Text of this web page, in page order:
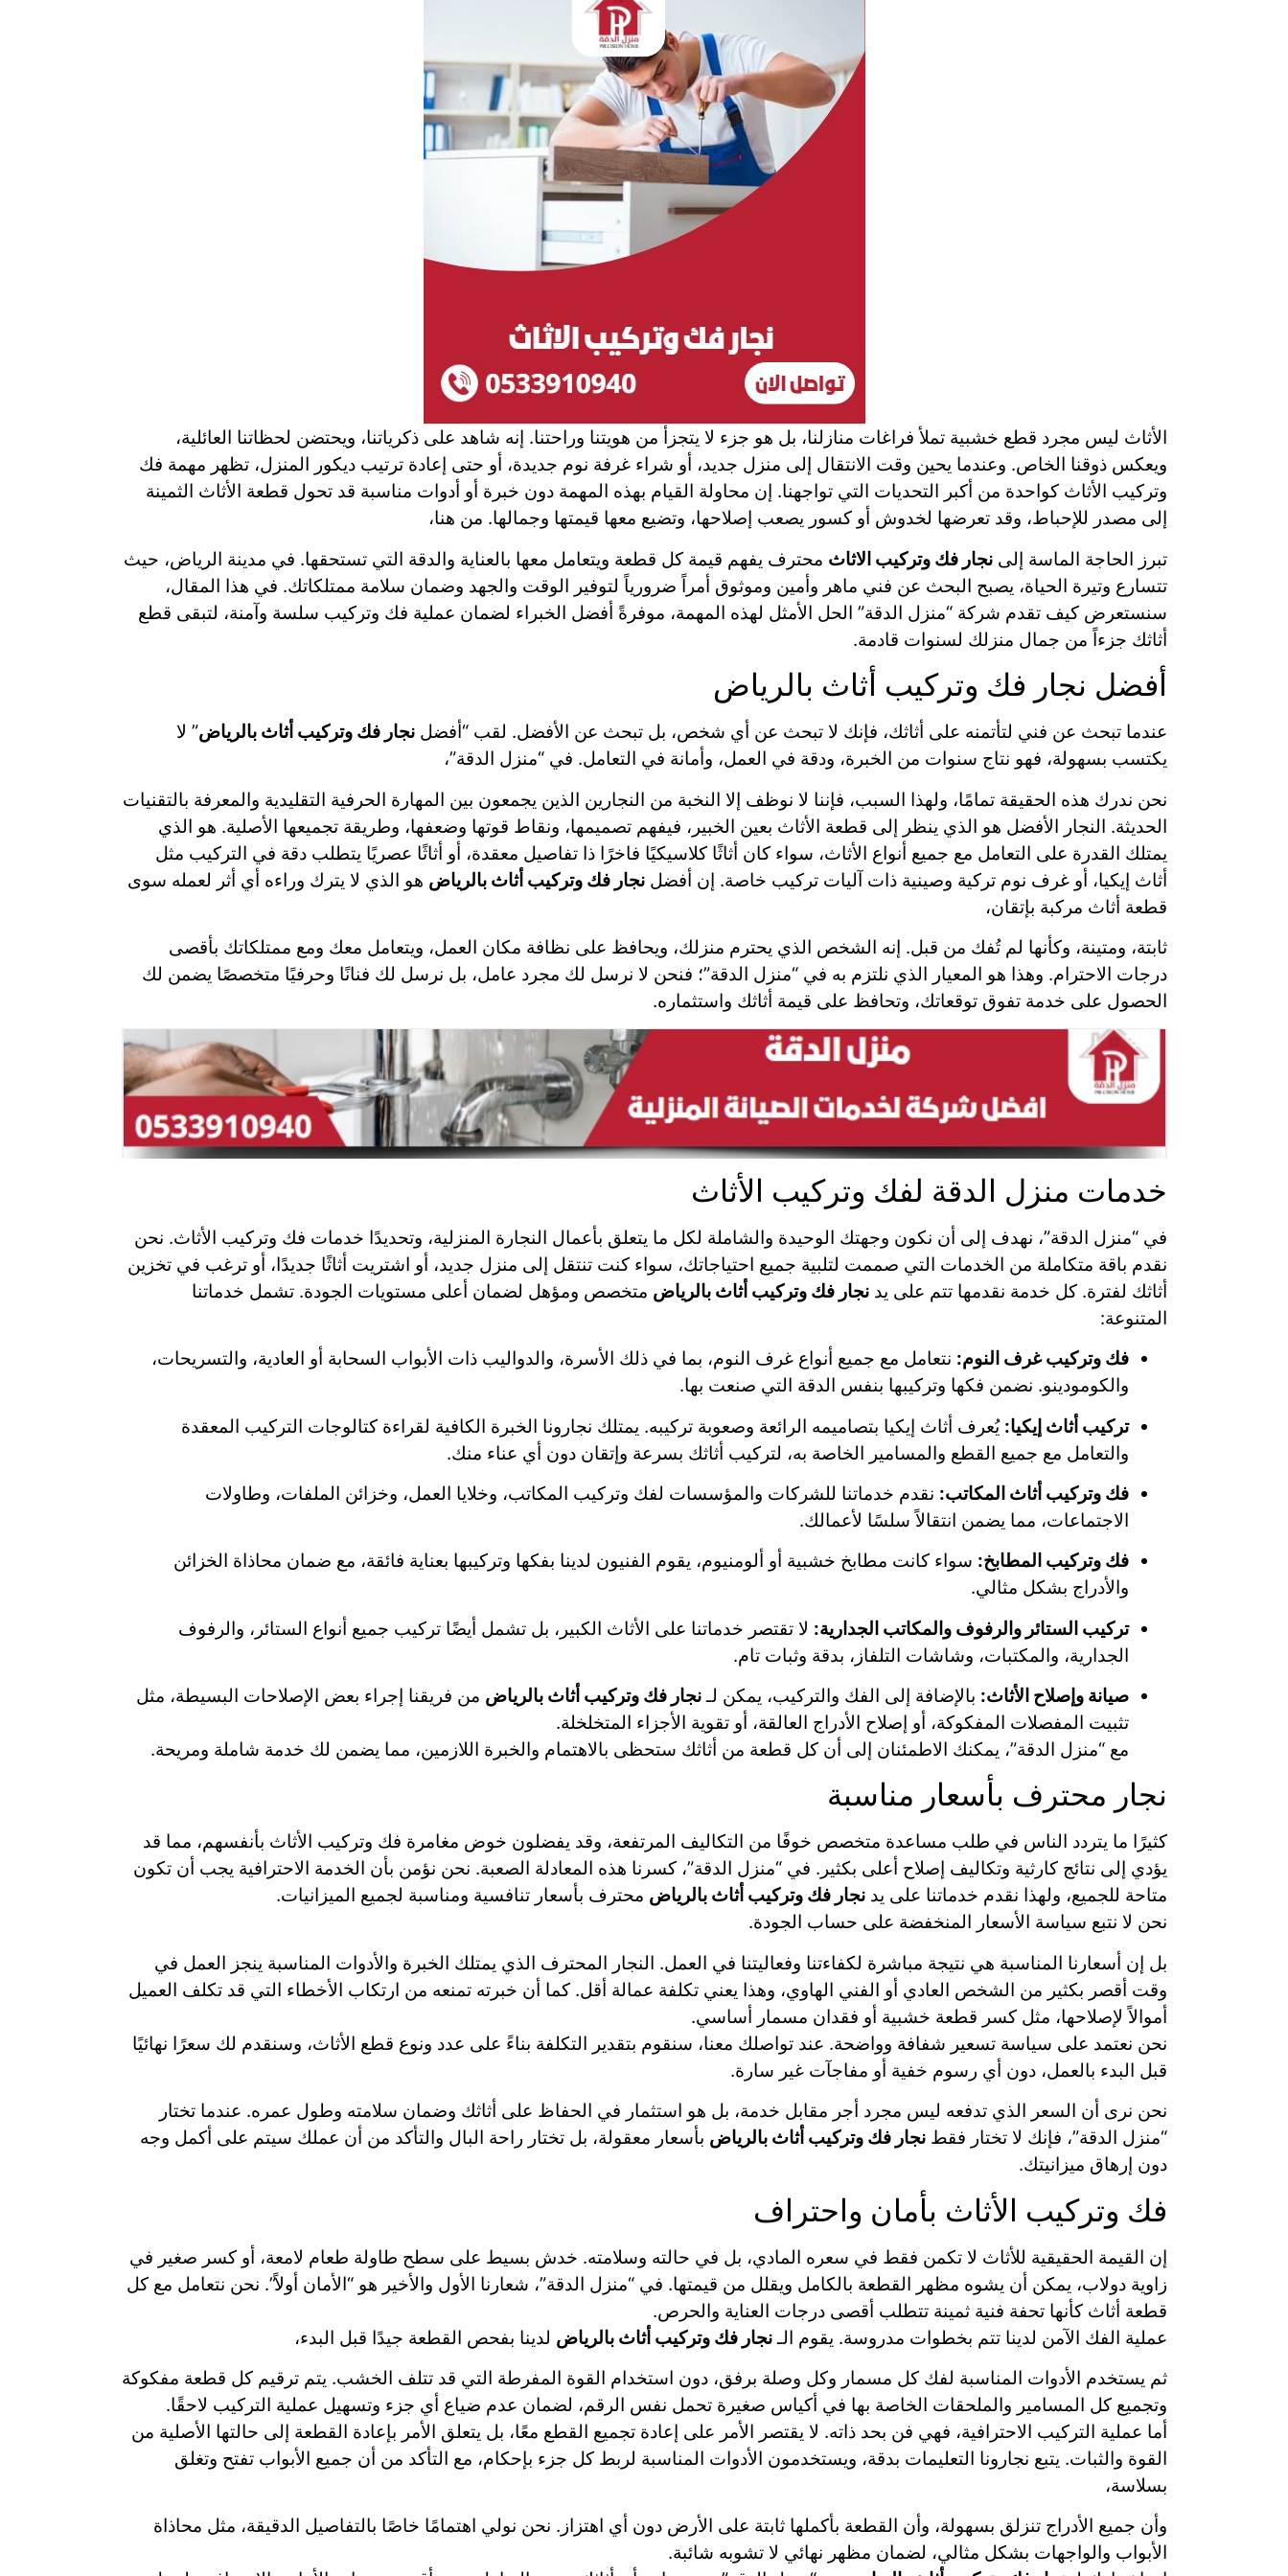
الأثاث ليس مجرد قطع خشبية تملأ فراغات منازلنا، بل هو جزء لا يتجزأ من هويتنا وراحتنا. إنه شاهد على ذكرياتنا، ويحتضن لحظاتنا العائلية،
ويعكس ذوقنا الخاص. وعندما يحين وقت الانتقال إلى منزل جديد، أو شراء غرفة نوم جديدة، أو حتى إعادة ترتيب ديكور المنزل، تظهر مهمة فك
وتركيب الأثاث كواحدة من أكبر التحديات التي تواجهنا. إن محاولة القيام بهذه المهمة دون خبرة أو أدوات مناسبة قد تحول قطعة الأثاث الثمينة
إلى مصدر للإحباط، وقد تعرضها لخدوش أو كسور يصعب إصلاحها، وتضيع معها قيمتها وجمالها. من هنا،
تبرز الحاجة الماسة إلىنجار فك وتركيب الاثاث محترف يفهم قيمة كل قطعة ويتعامل معها بالعناية والدقة التي تستحقها. في مدينة الرياض، حيث
تتسارع وتيرة الحياة، يصبح البحث عن فني ماهر وأمين وموثوق أمراً ضرورياً لتوفير الوقت والجهد وضمان سلامة ممتلكاتك. في هذا المقال،
سنستعرض كيف تقدم شركة “منزل الدقة” الحل الأمثل لهذه المهمة، موفرةً أفضل الخبراء لضمان عملية فك وتركيب سلسة وآمنة، لتبقى قطع
أثاثك جزءاً من جمال منزلك لسنوات قادمة.
أفضل نجار فك وتركيب أثاث بالرياض
عندما تبحث عن فني لتأتمنه على أثاثك، فإنك لا تبحث عن أي شخص، بل تبحث عن الأفضل. لقب “أفضلنجار فك وتركيب أثاث بالرياض” لا
يكتسب بسهولة، فهو نتاج سنوات من الخبرة، ودقة في العمل، وأمانة في التعامل. في “منزل الدقة”،
نحن ندرك هذه الحقيقة تمامًا، ولهذا السبب، فإننا لا نوظف إلا النخبة من النجارين الذين يجمعون بين المهارة الحرفية التقليدية والمعرفة بالتقنيات
الحديثة. النجار الأفضل هو الذي ينظر إلى قطعة الأثاث بعين الخبير، فيفهم تصميمها، ونقاط قوتها وضعفها، وطريقة تجميعها الأصلية. هو الذي
يمتلك القدرة على التعامل مع جميع أنواع الأثاث، سواء كان أثاثًا كلاسيكيًا فاخرًا ذا تفاصيل معقدة، أو أثاثًا عصريًا يتطلب دقة في التركيب مثل
أثاث إيكيا، أو غرف نوم تركية وصينية ذات آليات تركيب خاصة. إن أفضلنجار فك وتركيب أثاث بالرياض هو الذي لا يترك وراءه أي أثر لعمله سوى
قطعة أثاث مركبة بإتقان،
ثابتة، ومتينة، وكأنها لم تُفك من قبل. إنه الشخص الذي يحترم منزلك، ويحافظ على نظافة مكان العمل، ويتعامل معك ومع ممتلكاتك بأقصى
درجات الاحترام. وهذا هو المعيار الذي نلتزم به في “منزل الدقة”؛ فنحن لا نرسل لك مجرد عامل، بل نرسل لك فنانًا وحرفيًا متخصصًا يضمن لك
الحصول على خدمة تفوق توقعاتك، وتحافظ على قيمة أثاثك واستثماره.
خدمات منزل الدقة لفك وتركيب الأثاث
في “منزل الدقة”، نهدف إلى أن نكون وجهتك الوحيدة والشاملة لكل ما يتعلق بأعمال النجارة المنزلية، وتحديدًا خدمات فك وتركيب الأثاث. نحن
نقدم باقة متكاملة من الخدمات التي صممت لتلبية جميع احتياجاتك، سواء كنت تنتقل إلى منزل جديد، أو اشتريت أثاثًا جديدًا، أو ترغب في تخزين
أثاثك لفترة. كل خدمة نقدمها تتم على يدنجار فك وتركيب أثاث بالرياض متخصص ومؤهل لضمان أعلى مستويات الجودة. تشمل خدماتنا
المتنوعة:
فك وتركيب غرف النوم: نتعامل مع جميع أنواع غرف النوم، بما في ذلك الأسرة، والدواليب ذات الأبواب السحابة أو العادية، والتسريحات،
والكومودينو. نضمن فكها وتركيبها بنفس الدقة التي صنعت بها.
تركيب أثاث إيكيا: يُعرف أثاث إيكيا بتصاميمه الرائعة وصعوبة تركيبه. يمتلك نجارونا الخبرة الكافية لقراءة كتالوجات التركيب المعقدة
والتعامل مع جميع القطع والمسامير الخاصة به، لتركيب أثاثك بسرعة وإتقان دون أي عناء منك.
فك وتركيب أثاث المكاتب: نقدم خدماتنا للشركات والمؤسسات لفك وتركيب المكاتب، وخلايا العمل، وخزائن الملفات، وطاولات
الاجتماعات، مما يضمن انتقالاً سلسًا لأعمالك.
فك وتركيب المطابخ: سواء كانت مطابخ خشبية أو ألومنيوم، يقوم الفنيون لدينا بفكها وتركيبها بعناية فائقة، مع ضمان محاذاة الخزائن
والأدراج بشكل مثالي.
تركيب الستائر والرفوف والمكاتب الجدارية: لا تقتصر خدماتنا على الأثاث الكبير، بل تشمل أيضًا تركيب جميع أنواع الستائر، والرفوف
الجدارية، والمكتبات، وشاشات التلفاز، بدقة وثبات تام.
صيانة وإصلاح الأثاث: بالإضافة إلى الفك والتركيب، يمكن لـنجار فك وتركيب أثاث بالرياض من فريقنا إجراء بعض الإصلاحات البسيطة، مثل
تثبيت المفصلات المفكوكة، أو إصلاح الأدراج العالقة، أو تقوية الأجزاء المتخلخلة.
مع “منزل الدقة”، يمكنك الاطمئنان إلى أن كل قطعة من أثاثك ستحظى بالاهتمام والخبرة اللازمين، مما يضمن لك خدمة شاملة ومريحة.
نجار محترف بأسعار مناسبة
كثيرًا ما يتردد الناس في طلب مساعدة متخصص خوفًا من التكاليف المرتفعة، وقد يفضلون خوض مغامرة فك وتركيب الأثاث بأنفسهم، مما قد
يؤدي إلى نتائج كارثية وتكاليف إصلاح أعلى بكثير. في “منزل الدقة”، كسرنا هذه المعادلة الصعبة. نحن نؤمن بأن الخدمة الاحترافية يجب أن تكون
متاحة للجميع، ولهذا نقدم خدماتنا على يدنجار فك وتركيب أثاث بالرياض محترف بأسعار تنافسية ومناسبة لجميع الميزانيات.
نحن لا نتبع سياسة الأسعار المنخفضة على حساب الجودة.
بل إن أسعارنا المناسبة هي نتيجة مباشرة لكفاءتنا وفعاليتنا في العمل. النجار المحترف الذي يمتلك الخبرة والأدوات المناسبة ينجز العمل في
وقت أقصر بكثير من الشخص العادي أو الفني الهاوي، وهذا يعني تكلفة عمالة أقل. كما أن خبرته تمنعه من ارتكاب الأخطاء التي قد تكلف العميل
أموالاً لإصلاحها، مثل كسر قطعة خشبية أو فقدان مسمار أساسي.
نحن نعتمد على سياسة تسعير شفافة وواضحة. عند تواصلك معنا، سنقوم بتقدير التكلفة بناءً على عدد ونوع قطع الأثاث، وسنقدم لك سعرًا نهائيًا
قبل البدء بالعمل، دون أي رسوم خفية أو مفاجآت غير سارة.
نحن نرى أن السعر الذي تدفعه ليس مجرد أجر مقابل خدمة، بل هو استثمار في الحفاظ على أثاثك وضمان سلامته وطول عمره. عندما تختار
“منزل الدقة”، فإنك لا تختار فقطنجار فك وتركيب أثاث بالرياض بأسعار معقولة، بل تختار راحة البال والتأكد من أن عملك سيتم على أكمل وجه
دون إرهاق ميزانيتك.
فك وتركيب الأثاث بأمان واحتراف
إن القيمة الحقيقية للأثاث لا تكمن فقط في سعره المادي، بل في حالته وسلامته. خدش بسيط على سطح طاولة طعام لامعة، أو كسر صغير في
زاوية دولاب، يمكن أن يشوه مظهر القطعة بالكامل ويقلل من قيمتها. في “منزل الدقة”، شعارنا الأول والأخير هو “الأمان أولاً”. نحن نتعامل مع كل
قطعة أثاث كأنها تحفة فنية ثمينة تتطلب أقصى درجات العناية والحرص.
عملية الفك الآمن لدينا تتم بخطوات مدروسة. يقوم الـنجار فك وتركيب أثاث بالرياض لدينا بفحص القطعة جيدًا قبل البدء،
ثم يستخدم الأدوات المناسبة لفك كل مسمار وكل وصلة برفق، دون استخدام القوة المفرطة التي قد تتلف الخشب. يتم ترقيم كل قطعة مفكوكة
وتجميع كل المسامير والملحقات الخاصة بها في أكياس صغيرة تحمل نفس الرقم، لضمان عدم ضياع أي جزء وتسهيل عملية التركيب لاحقًا.
أما عملية التركيب الاحترافية، فهي فن بحد ذاته. لا يقتصر الأمر على إعادة تجميع القطع معًا، بل يتعلق الأمر بإعادة القطعة إلى حالتها الأصلية من
القوة والثبات. يتبع نجارونا التعليمات بدقة، ويستخدمون الأدوات المناسبة لربط كل جزء بإحكام، مع التأكد من أن جميع الأبواب تفتح وتغلق
بسلاسة،
وأن جميع الأدراج تنزلق بسهولة، وأن القطعة بأكملها ثابتة على الأرض دون أي اهتزاز. نحن نولي اهتمامًا خاصًا بالتفاصيل الدقيقة، مثل محاذاة
الأبواب والواجهات بشكل مثالي، لضمان مظهر نهائي لا تشوبه شائبة.